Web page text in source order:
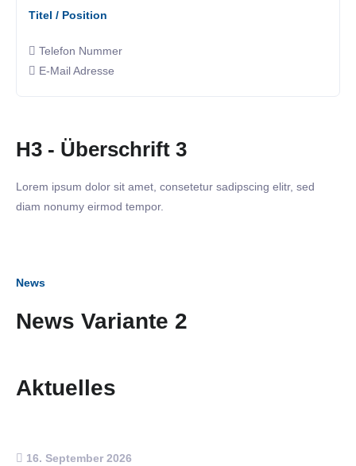
Titel / Position
Telefon Nummer
E-Mail Adresse
H3 - Überschrift 3
Lorem ipsum dolor sit amet, consetetur sadipscing elitr, sed
diam nonumy eirmod tempor.
News
News Variante 2
Aktuelles
16. September 2026